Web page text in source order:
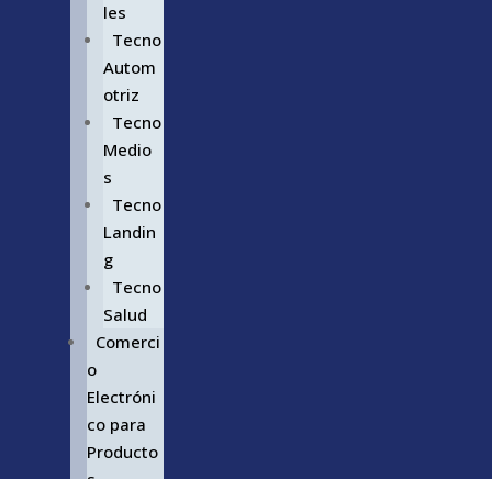
les
Tecno
Autom
otriz
Tecno
Medio
s
Tecno
Landin
g
Tecno
Salud
Comerci
o
Electróni
co para
Producto